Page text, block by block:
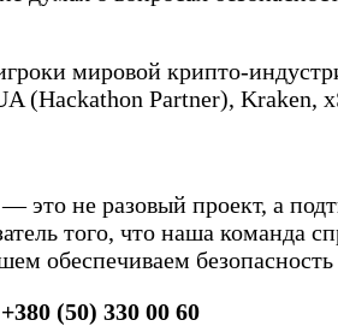
мировой крипто-
(Hackathon Partner),
это не разовый проект, а
того, что наша команда
обеспечиваем
+380 (50) 330 00 60